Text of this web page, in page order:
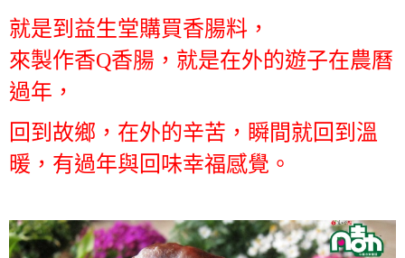
就是到益生堂購買香腸料，
來製作香Q香腸，就是在外的遊子在農曆
過年，
回到故鄉，在外的辛苦，瞬間就回到溫
暖，有過年與回味幸福感覺。